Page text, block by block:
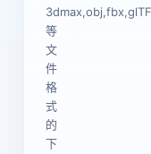
等
文
件
格
式
的
下